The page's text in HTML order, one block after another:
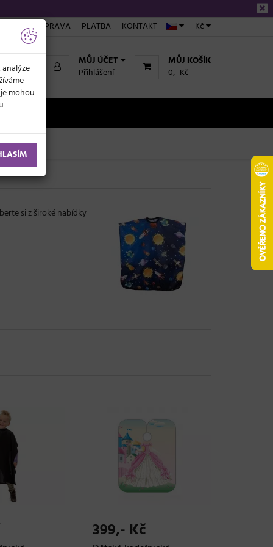
Kč
DOPRAVA PLATBA KONTAKT
MŮJ KOŠÍK
0,- Kč
MŮJ ÚČET
Přihlášení
si z široké nabídky
399,- Kč
mohou